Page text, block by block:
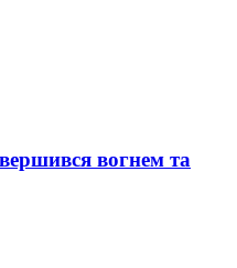
вогнем та